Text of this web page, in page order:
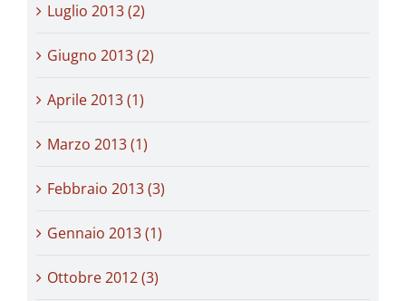
Luglio 2013 (2)
Giugno 2013 (2)
Aprile 2013 (1)
Marzo 2013 (1)
Febbraio 2013 (3)
Gennaio 2013 (1)
Ottobre 2012 (3)